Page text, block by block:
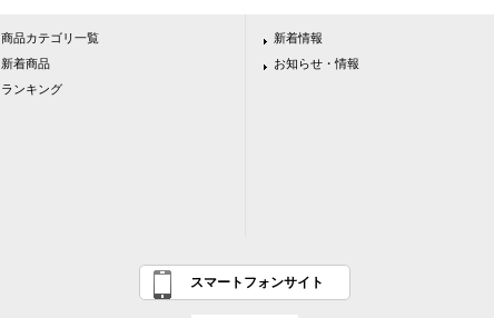
商品カテゴリ一覧
新着商品
ランキング
新着情報
お知らせ・情報
スマートフォンサイト